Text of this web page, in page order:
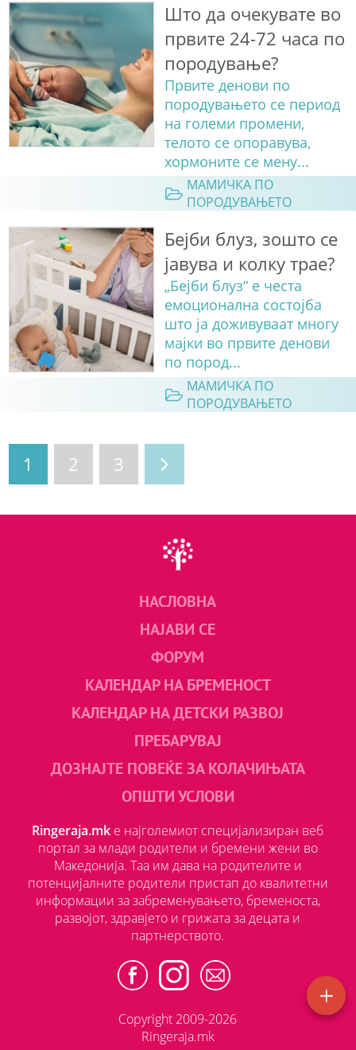
Што да очекувате во
првите 24-72 часа по
породување?
Првите денови по
породувањето се период
на големи промени,
телото се опоравува,
хормоните се мену...
МАМИЧКА ПО
ПОРОДУВАЊЕТО
Бејби блуз, зошто се
јавува и колку трае?
„Бејби блуз“ е честа
емоционална состојба
што ја доживуваат многу
мајки во првите денови
по пород...
МАМИЧКА ПО
ПОРОДУВАЊЕТО
1 2 3
НАСЛОВНА
НАЈАВИ СЕ
ФОРУМ
КАЛЕНДАР НА БРЕМЕНОСТ
КАЛЕНДАР НА ДЕТСКИ РАЗВОЈ
ПРЕБАРУВАЈ
ДОЗНАЈТЕ ПОВЕЌЕ ЗА КОЛАЧИЊАТА
ОПШТИ УСЛОВИ
Ringeraja.mk е најголемиот специјализиран веб
портал за млади родители и бремени жени во
Македонија. Таа им дава на родителите и
потенцијалните родители пристап до квалитетни
информации за забременувањето, бременоста,
развојот, здравјето и грижата за децата и
партнерството.
Copyright 2009-2026
Ringeraja.mk